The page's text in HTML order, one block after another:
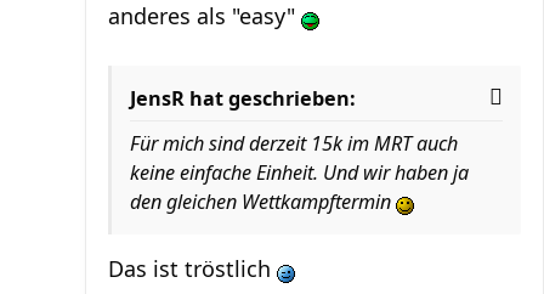
anderes als "easy"
JensR hat geschrieben:
Für mich sind derzeit 15k im MRT auch
keine einfache Einheit. Und wir haben ja
den gleichen Wettkampftermin
Das ist tröstlich